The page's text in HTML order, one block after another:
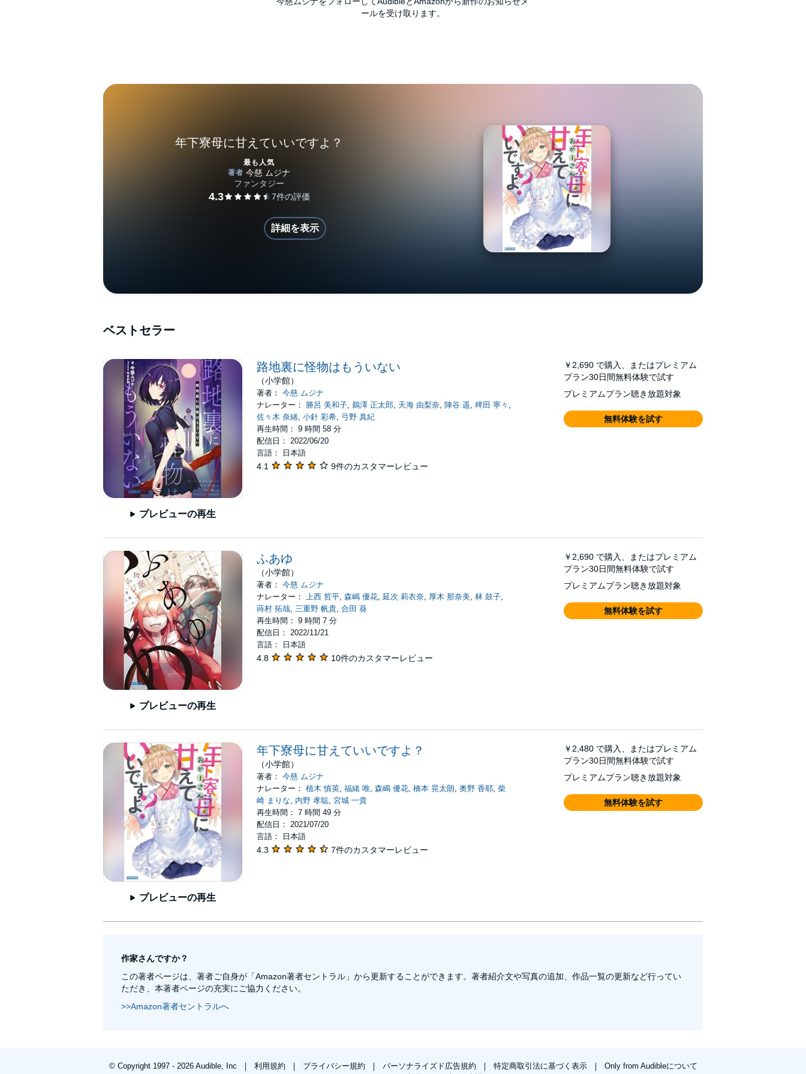
ールを受け取ります。
年下寮母に甘えていいですよ？
最も人気
詳細を表示
ベストセラー
プレビューの再生
路地裏に怪物はもういない
（小学館）
著者： 今慈 ムジナ
ナレーター： 勝呂 美和子, 鵜澤 正太郎, 天海 由梨奈, 陣谷 遥, 稗田 寧々 ,
佐々木 奈緒, 小針 彩希, 弓野 真紀
再生時間： 9 時間 58 分
配信日： 2022/06/20
言語： 日本語
4.1 9件のカスタマーレビュー
￥2,690 で購入、またはプレミアム
プラン30日間無料体験で試す
プレミアムプラン聴き放題対象
無料体験を試す
プレビューの再生
ふあゆ
（小学館）
著者： 今慈 ムジナ
ナレーター：
上西 哲平, 森嶋 優花, 延次 莉衣奈, 厚木 那奈美, 林 鼓子,
蒔村 拓哉, 三重野 帆貴, 合田 葵
再生時間： 9 時間 7 分
配信日： 2022/11/21
言語： 日本語
4.8 10件のカスタマーレビュー
￥2,690 で購入、またはプレミアム
プラン30日間無料体験で試す
プレミアムプラン聴き放題対象
無料体験を試す
プレビューの再生
年下寮母に甘えていいですよ？
（小学館）
著者： 今慈 ムジナ
ナレーター： 植木 慎英, 福緒 唯, 森嶋 優花, 橋本 晃太朗 奥野 香耶, 柴
崎 まりな
内野 孝聡, 宮城 一貴
再生時間： 7 時間 49 分
配信日： 2021/07/20
言語： 日本語
4.3 7件のカスタマーレビュー
￥2,480 で購入、またはプレミアム
プラン30日間無料体験で試す
プレミアムプラン聴き放題対象
無料体験を試す
作家さんですか？
この著者ページは、著者ご自身が「Amazon著者セントラル」から更新することができます。著者紹介文や写真の追加、作品一覧の更新など行ってい
ただき、本著者ページの充実にご協力ください。
>>Amazon著者セントラルへ
© Copyright 1997 - 2026 Audible, Inc 利用規約 プライバシー規約 パーソナライズド広告規約 特定商取引法に基づく表示
Only from Audibleについて